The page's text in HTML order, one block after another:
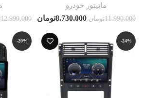
مانیتور خودرو
11.990.000تومان 8.730.000تومان 12.990.000
-24%
-20%